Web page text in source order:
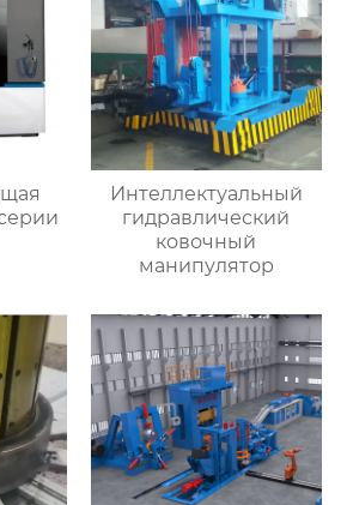
Интеллектуальный
гидравлический
ковочный
манипулятор